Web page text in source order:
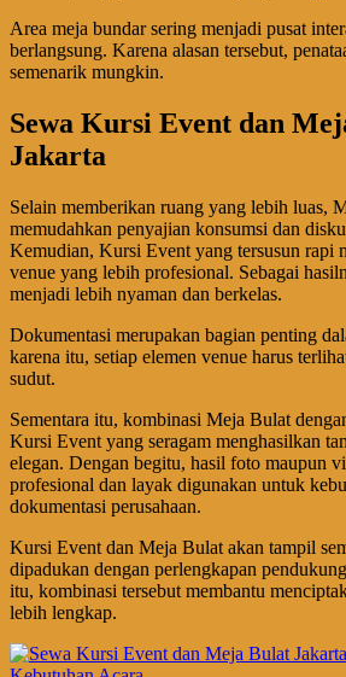
Area meja bundar sering menjadi pusat
berlangsung. Karena alasan tersebut,
semenarik mungkin.
Sewa Kursi Event dan
Jakarta
Selain memberikan ruang yang lebih luas,
memudahkan penyajian konsumsi dan
Kemudian, Kursi Event yang tersusun rapi
venue yang lebih profesional. Sebagai
menjadi lebih nyaman dan berkelas.
Dokumentasi merupakan bagian penting
karena itu, setiap elemen venue harus
sudut.
Sementara itu, kombinasi Meja Bulat
Kursi Event yang seragam menghasilkan
elegan. Dengan begitu, hasil foto maupun
profesional dan layak digunakan untuk
dokumentasi perusahaan.
Kursi Event dan Meja Bulat akan tampil
dipadukan dengan perlengkapan
itu, kombinasi tersebut membantu
lebih lengkap.